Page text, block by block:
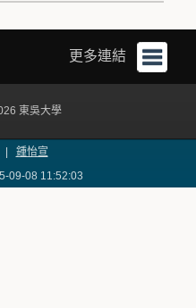
更多連結
東吳大學
| 鍾怡宣
09-08 11:52:03